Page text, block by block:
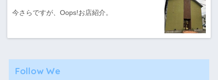
今さらですが、Oops!お店紹介。
Follow We